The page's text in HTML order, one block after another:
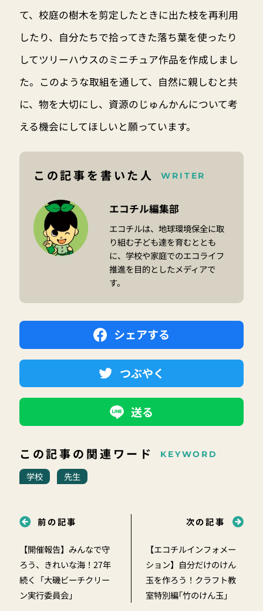
て、校庭の樹木を剪定したときに出た枝を再利用
したり、自分たちで拾ってきた落ち葉を使ったり
してツリーハウスのミニチュア作品を作成しまし
た。このような取組を通して、自然に親しむと共
に、物を大切にし、資源のじゅんかんについて考
える機会にしてほしいと願っています。
この記事を書いた人 WRITER
エコチル編集部
エコチルは、地球環境保全に取
り組む子ども達を育むととも
に、学校や家庭でのエコライフ
推進を目的としたメディアで
す。
シェアする
つぶやく
送る
この記事の関連ワード KEYWORD
学校 先生
前の記事
【開催報告】みんなで守
ろう、きれいな海！27年
続く「大磯ビーチクリー
ン実行委員会」
次の記事
【エコチルインフォメー
ション】自分だけのけん
玉を作ろう！クラフト教
室特別編｢竹のけん玉｣